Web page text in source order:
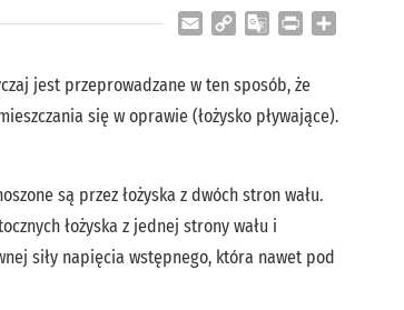
Email
Copy
GooglePrint
jest przeprowadzane w ten sposób, że
się w oprawie (łożysko pływające).
są przez łożyska z dwóch stron wału.
łożyska z jednej strony wału i
siły napięcia wstępnego, która nawet pod